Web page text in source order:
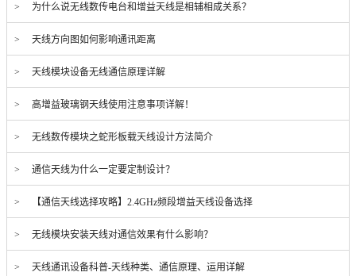
> 为什么说无线数传电台和增益天线是相辅相成关系？
> 天线方向图如何影响通讯距离
> 天线模块设备无线通信原理详解
> 高增益玻璃钢天线使用注意事项详解！
> 无线数传模块之蛇形板载天线设计方法简介
> 通信天线为什么一定要定制设计？
> 【通信天线选择攻略】2.4GHz频段增益天线设备选择
> 无线模块安装天线对通信效果有什么影响？
> 天线通讯设备科普-天线种类、通信原理、运用详解